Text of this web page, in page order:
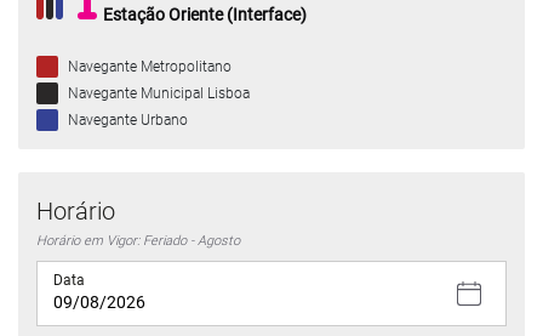
Estação Oriente (Interface)
Navegante Metropolitano
Navegante Municipal Lisboa
Navegante Urbano
Horário
Data
Horário em Vigor: Feriado - Agosto